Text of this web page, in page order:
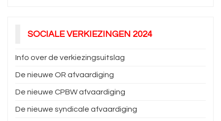
SOCIALE VERKIEZINGEN 2024
Info over de verkiezingsuitslag
De nieuwe OR afvaardiging
De nieuwe CPBW afvaardiging
De nieuwe syndicale afvaardiging